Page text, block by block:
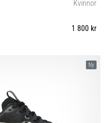
Kvinnor
1 800 kr
39 39½ 40 40½ 41½ 42 42½ 43½ Ny